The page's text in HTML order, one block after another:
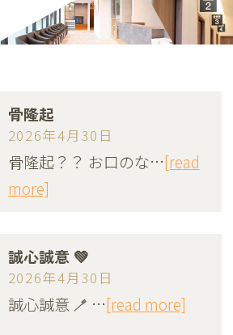
骨隆起
2026年4月30日
骨隆起？？ お口のな…[read
more]
誠心誠意 💚
2026年4月30日
誠心誠意 🪥 …[read more]